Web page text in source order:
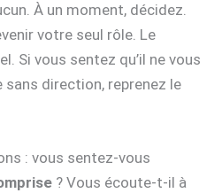
À un moment, décidez.
votre seul rôle. Le
Si vous sentez qu’il ne vous
sans direction, reprenez le
: vous sentez-vous
? Vous écoute-t-il à